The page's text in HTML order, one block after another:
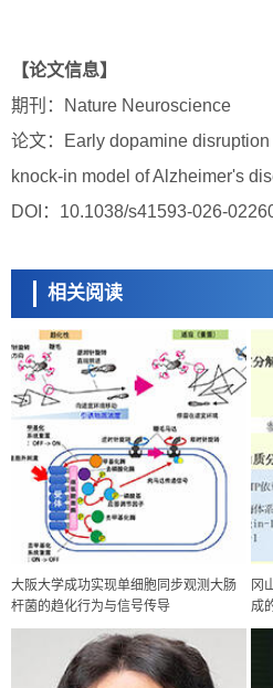
【论文信息】
期刊：Nature Neuroscience
论文：Early dopamine
knock-in model of Alzheimer's
DOI：10.1038/s41593-026-
相关阅读
大阪大学成功实现单细胞同步观测大肠
杆菌的趋化行为与信号传导
冈
成